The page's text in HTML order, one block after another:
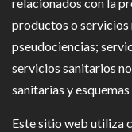
productos o servicios
pseudociencias;
servicios sanitarios
sanitarias y
Este sitio web utiliza